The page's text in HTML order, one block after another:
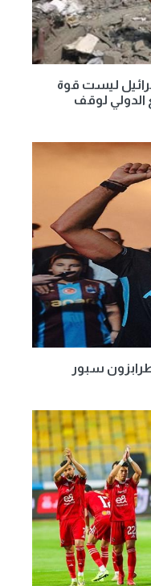
ليست قوة
الدولي لوقف
سبور